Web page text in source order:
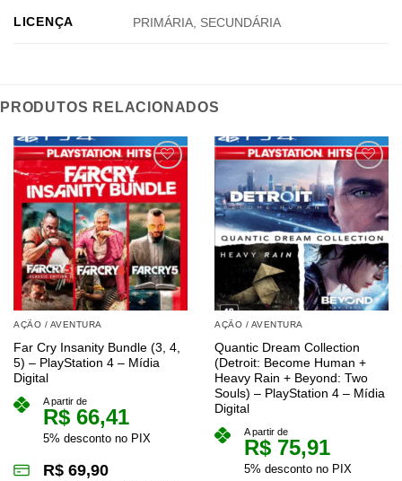
LICENÇA PRIMÁRIA, SECUNDÁRIA
PRODUTOS RELACIONADOS
AÇÃO / AVENTURA
Far Cry Insanity Bundle (3, 4,
5) – PlayStation 4 – Mídia
Digital
A partir de
R$ 66,41
5% desconto no PIX
R$ 69,90
AÇÃO / AVENTURA
Quantic Dream Collection
(Detroit: Become Human +
Heavy Rain + Beyond: Two
Souls) – PlayStation 4 – Mídia
Digital
A partir de
R$ 75,91
5% desconto no PIX